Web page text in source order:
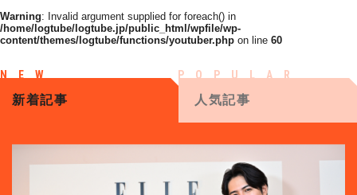
Warning: Invalid argument supplied for foreach() in
/home/logtube/logtube.jp/public_html/wpfile/wp-
content/themes/logtube/functions/youtuber.php on line 60
新着記事 人気記事